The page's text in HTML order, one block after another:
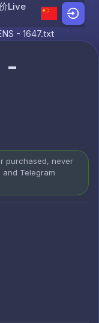
Live
- 1647.txt
-
purchased, never
Telegram